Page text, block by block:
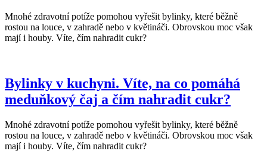
Mnohé zdravotní potíže pomohou vyřešit bylinky, které běžně
rostou na louce, v zahradě nebo v květináči. Obrovskou moc však
mají i houby. Víte, čím nahradit cukr?
Bylinky v kuchyni. Víte, na co pomáhá
meduňkový čaj a čím nahradit cukr?
Mnohé zdravotní potíže pomohou vyřešit bylinky, které běžně
rostou na louce, v zahradě nebo v květináči. Obrovskou moc však
mají i houby. Víte, čím nahradit cukr?